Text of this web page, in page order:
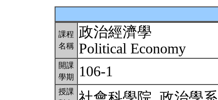
課程
名稱
政治經濟學
Political Economy
開課
學期
106-1
授課